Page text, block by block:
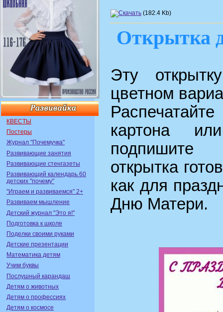
КВЕСТЫ
Постеры
Журнал "Почемучка"
Развивающие занятия
Развивающие стенгазеты
Развивающий календарь 60
детских "почему"
"Играем и развиваемся" 2+
Развиваем мышление
Детский журнал "Это я!"
Подготовка к школе
Поделки своими руками
Детские презентации
Математика детям
Учим буквы
Послушный карандаш
Детям о животных
Детям о профессиях
Детям о космосе
(182.4 Kb)
Открытка
Эту
цветном
картона
открытка
как для
Дню Матери.